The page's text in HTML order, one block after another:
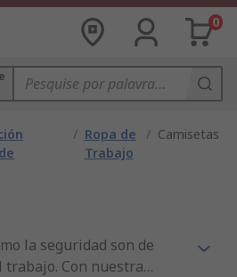
0
/ Ropa de
Trabajo
/ Camisetas
la seguridad son de
Con nuestra